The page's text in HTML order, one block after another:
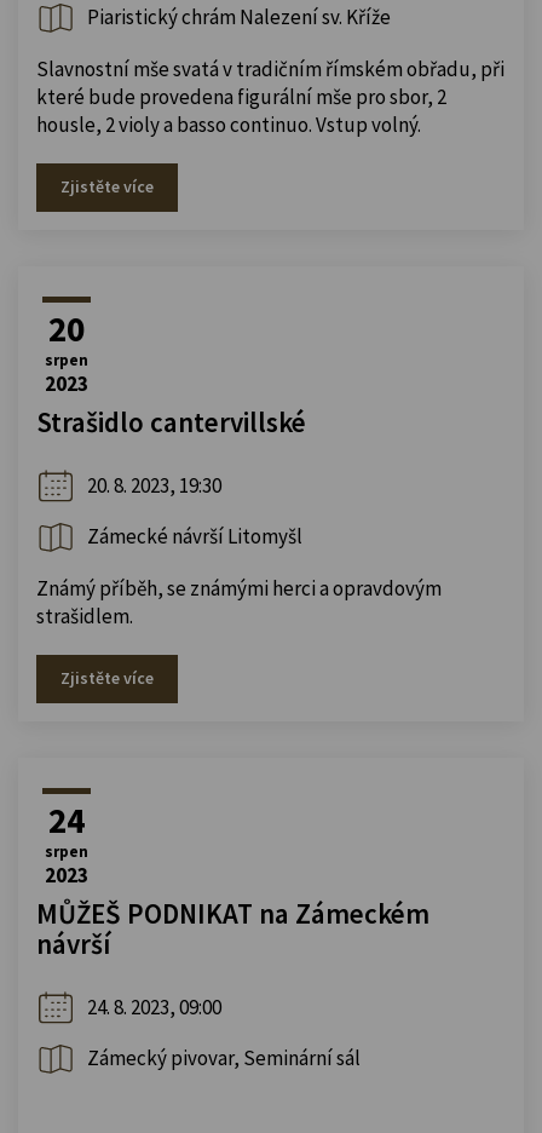
Piaristický chrám Nalezení sv. Kříže
Slavnostní mše svatá v tradičním římském obřadu, při
které bude provedena figurální mše pro sbor, 2
housle, 2 violy a basso continuo. Vstup volný.
Zjistěte více
20
srpen
2023
Strašidlo cantervillské
20. 8. 2023, 19:30
Zámecké návrší Litomyšl
Známý příběh, se známými herci a opravdovým
strašidlem.
Zjistěte více
24
srpen
2023
MŮŽEŠ PODNIKAT na Zámeckém
návrší
24. 8. 2023, 09:00
Zámecký pivovar, Seminární sál